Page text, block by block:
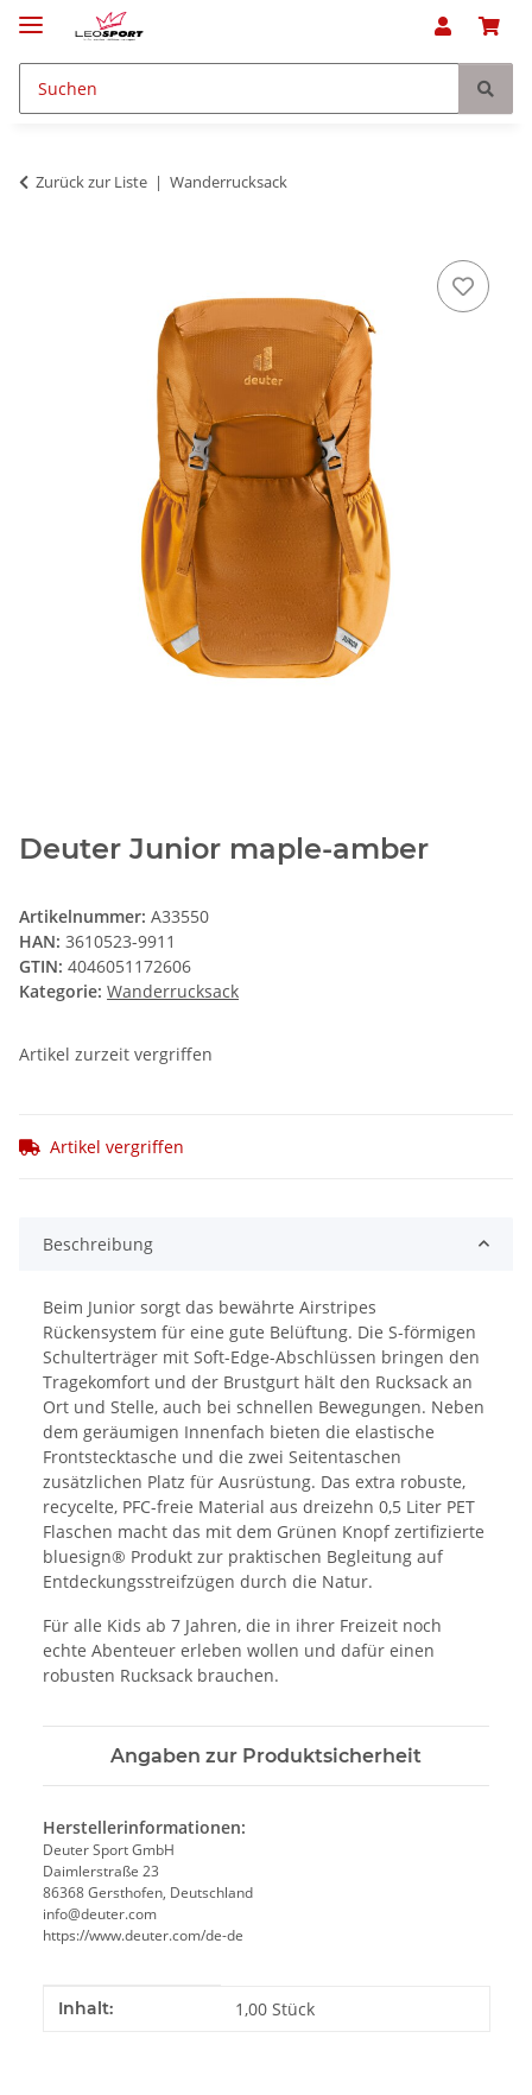
Zurück zur Liste Wanderrucksack
Deuter Junior maple-amber
Artikelnummer: A33550
HAN: 3610523-9911
GTIN: 4046051172606
Kategorie: Wanderrucksack
Artikel zurzeit vergriffen
Artikel vergriffen
Beschreibung
Beim Junior sorgt das bewährte Airstripes
Rückensystem für eine gute Belüftung. Die S-förmigen
Schulterträger mit Soft-Edge-Abschlüssen bringen den
Tragekomfort und der Brustgurt hält den Rucksack an
Ort und Stelle, auch bei schnellen Bewegungen. Neben
dem geräumigen Innenfach bieten die elastische
Frontstecktasche und die zwei Seitentaschen
zusätzlichen Platz für Ausrüstung. Das extra robuste,
recycelte, PFC-freie Material aus dreizehn 0,5 Liter PET
Flaschen macht das mit dem Grünen Knopf zertifizierte
bluesign® Produkt zur praktischen Begleitung auf
Entdeckungsstreifzügen durch die Natur.
Für alle Kids ab 7 Jahren, die in ihrer Freizeit noch
echte Abenteuer erleben wollen und dafür einen
robusten Rucksack brauchen.
Angaben zur Produktsicherheit
Herstellerinformationen:
Deuter Sport GmbH
Daimlerstraße 23
86368 Gersthofen, Deutschland
info@deuter.com
https://www.deuter.com/de-de
Produkteigenschaft
Wert
Inhalt: 1,00 Stück